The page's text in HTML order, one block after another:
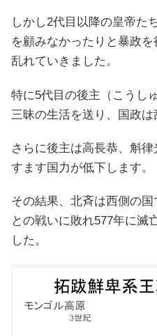
しかし2代目以降の皇帝た
を顧みなかったりと暴政
乱れていきました。
特に5代目の後主（こうし
三昧の生活を送り、国政は
さらに後主は高長恭、斛
すます国力が低下します。
その結果、北斉は西側の国
との戦いに敗れ577年に滅
した。